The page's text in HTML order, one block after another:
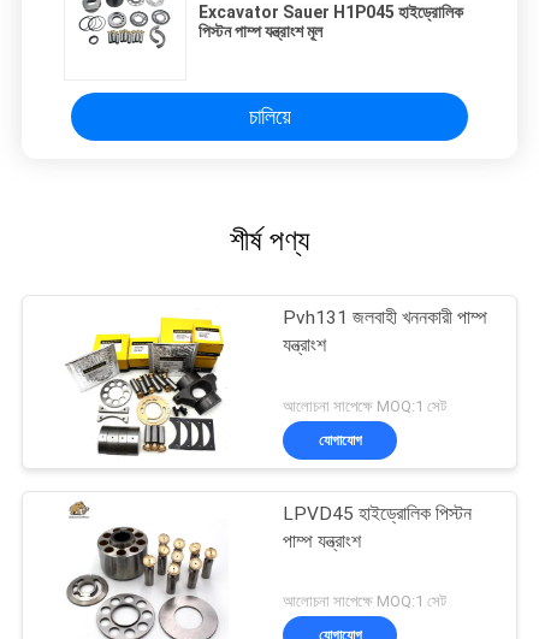
Excavator Sauer H1P045 হাইড্রোলিক
পিস্টন পাম্প যন্ত্রাংশ মূল
চালিয়ে
শীর্ষ পণ্য
Pvh131 জলবাহী খননকারী পাম্প
যন্ত্রাংশ
আলোচনা সাপেক্ষে MOQ:1 সেট
যোগাযোগ
LPVD45 হাইড্রোলিক পিস্টন
পাম্প যন্ত্রাংশ
আলোচনা সাপেক্ষে MOQ:1 সেট